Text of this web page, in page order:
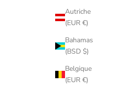
Autriche
(EUR €)
Bahamas
(BSD $)
Belgique
(EUR €)